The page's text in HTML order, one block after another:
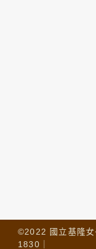
©2022 國立基隆
1830｜